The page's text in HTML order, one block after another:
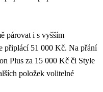
párovat i s vyšším
připlácí 51 000 Kč. Na přání
Plus za 15 000 Kč či Style
položek volitelné